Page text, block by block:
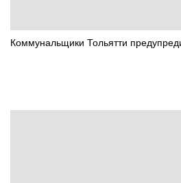
Коммунальщики Тольятти